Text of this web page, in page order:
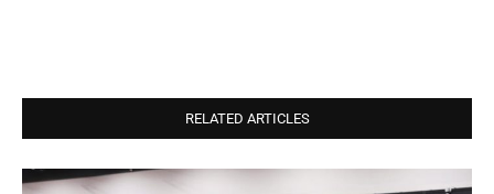
RELATED ARTICLES